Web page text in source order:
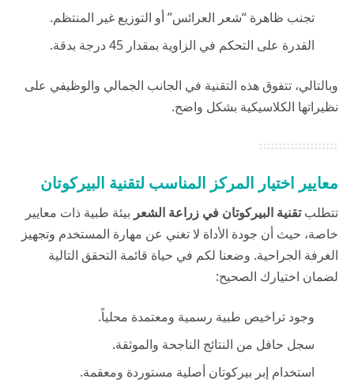
تجنب ظاهرة “شعر العرائس” أو التوزيع غير المنتظم.
القدرة على التحكم في الزاوية بمقدار 45 درجة بدقة.
وبالتالي، تتفوق هذه التقنية في الجانب الجمالي والوظيفي على
نظيراتها الكلاسيكية بشكل واضح.
معايير اختيار المركز المناسب لتقنية البيركوتان
تتطلبتقنية البيركوتان في زراعة الشعر بيئة طبية ذات معايير
خاصة، حيث أن جودة الأداة لا تغني عن مهارة المستخدم وتجهيز
الغرفة الجراحية. وضعنا لكم في حياة قائمة التحقق التالية
لضمان اختيارك الصحيح:
وجود تراخيص طبية رسمية ومعتمدة محلياً.
سجل حافل من النتائج الناجحة والموثقة.
استخدام إبر بيركوتان أصلية مستوردة ومعقمة.